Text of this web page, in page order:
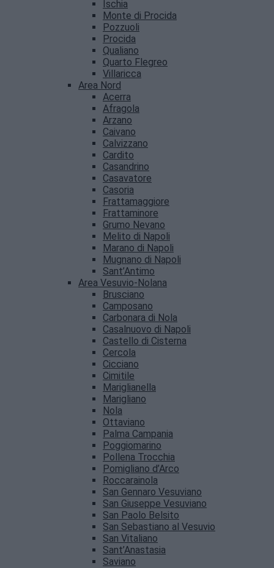
Ischia
Monte di Procida
Pozzuoli
Procida
Qualiano
Quarto Flegreo
Villaricca
Area Nord
Acerra
Afragola
Arzano
Caivano
Calvizzano
Cardito
Casandrino
Casavatore
Casoria
Frattamaggiore
Frattaminore
Grumo Nevano
Melito di Napoli
Marano di Napoli
Mugnano di Napoli
Sant’Antimo
Area Vesuvio-Nolana
Brusciano
Camposano
Carbonara di Nola
Casalnuovo di Napoli
Castello di Cisterna
Cercola
Cicciano
Cimitile
Mariglianella
Marigliano
Nola
Ottaviano
Palma Campania
Poggiomarino
Pollena Trocchia
Pomigliano d’Arco
Roccarainola
San Gennaro Vesuviano
San Giuseppe Vesuviano
San Paolo Belsito
San Sebastiano al Vesuvio
San Vitaliano
Sant’Anastasia
Saviano